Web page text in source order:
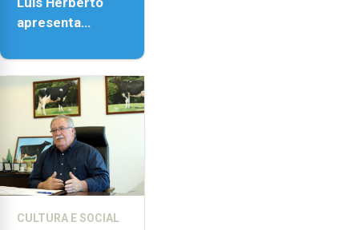
apresenta
Paisagem’
CULTURA E SOCIAL